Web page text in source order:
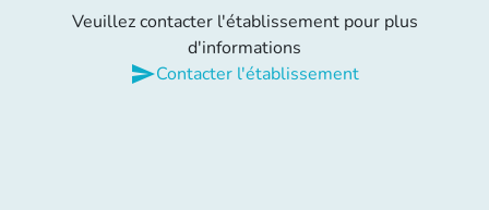
Veuillez contacter l'établissement pour plus
d'informations
sendContacter l'établissement